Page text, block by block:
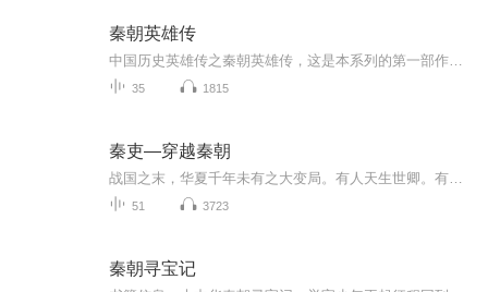
秦朝英雄传
35 1815
秦吏—穿越秦朝
51 3723
秦朝寻宝记